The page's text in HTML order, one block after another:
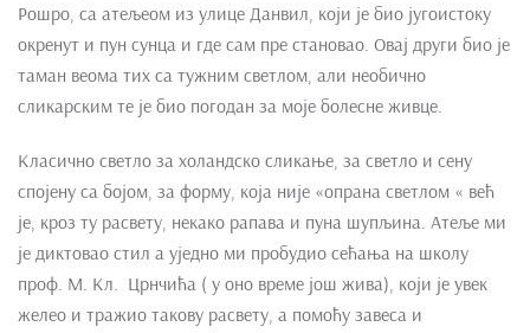
Рошро, са атељеом из улице Данвил, који је био југоистоку
окренут и пун сунца и где сам пре становао. Овај други био је
таман веома тих са тужним светлом, али необично
сликарским те је био погодан за моје болесне живце.
Класично светло за холандско сликање, за светло и сену
спојену са бојом, за форму, која није «опрана светлом « већ
је, кроз ту расвету, некако рапава и пуна шупљина. Атеље ми
је диктовао стил а уједно ми пробудио сећања на школу
проф. М. Кл. Црнчића ( у оно време још жива), који је увек
желео и тражио такову расвету, а помоћу завеса и